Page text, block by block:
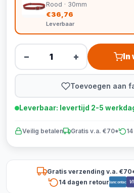
Rood · 30mm
€36,76
Leverbaar
− + In
Toevoegen aan
Leverbaar: levertijd 2-5
Veilig betalen Gratis v.a. €70*
Gratis verzending v.a.
14 dagen retourBancontact